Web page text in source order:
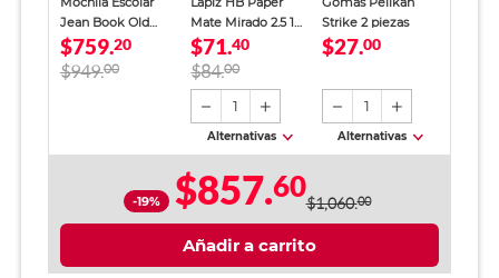
Jean Book Old
Money Beige
Unisex
$759.20
$949.00
Mate Mirado 2.5 12
piezas
$71.40
$84.00
1
Alternativas
Strike 2 piezas
$27.00
1
Alternativas
-19% $857.60$1,060.00
Añadir a carrito